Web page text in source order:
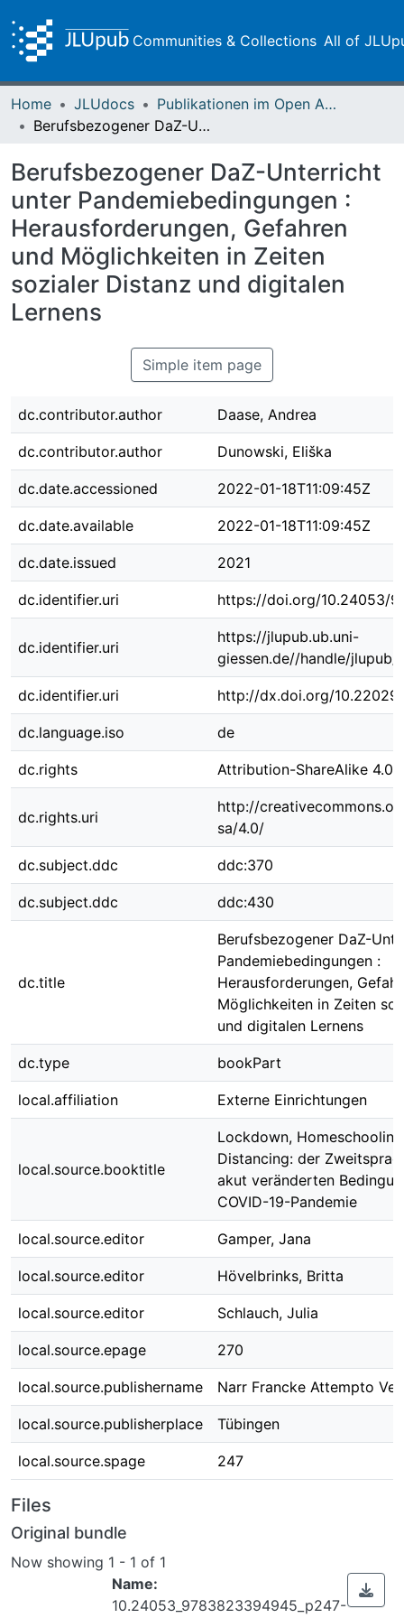
Communities & Collections All of
Home JLUdocs
Publikationen im Open Access gefördert durch die UB
Berufsbezogener DaZ-Unterricht unter Pandemiebedingungen : Herausforderungen, Gefahren und Möglichkeiten in Zeiten sozialer Distanz und digitalen Lernens
Berufsbezogener DaZ-Unterricht
unter Pandemiebedingungen :
Herausforderungen, Gefahren
und Möglichkeiten in Zeiten
sozialer Distanz und digitalen
Lernens
Simple item page
dc.contributor.author Daase, Andrea
dc.contributor.author Dunowski, Eliška
dc.date.accessioned 2022-01-18T11:09:45Z
dc.date.available 2022-01-18T11:09:45Z
dc.date.issued 2021
dc.identifier.uri https://doi.org/10.24053/
dc.identifier.uri
https://jlupub.ub.uni-
giessen.de//handle/jlupub/
dc.identifier.uri http://dx.doi.org/
dc.language.iso de
dc.rights Attribution-ShareAlike 4.0
dc.rights.uri
http://
sa/4.0/
dc.subject.ddc ddc:370
dc.subject.ddc ddc:430
dc.title
Berufsbezogener DaZ-
Pandemiebedingungen :
Herausforderungen,
Möglichkeiten in Zeiten
und digitalen Lernens
dc.type bookPart
local.affiliation Externe Einrichtungen
local.source.booktitle
Lockdown,
Distancing: der
akut veränderten
COVID-19-Pandemie
local.source.editor Gamper, Jana
local.source.editor Hövelbrinks, Britta
local.source.editor Schlauch, Julia
local.source.epage 270
local.source.publishername Narr Francke Attempto
local.source.publisherplace Tübingen
local.source.spage 247
Files
Original bundle
Now showing 1 - 1 of 1
Name:
10.24053_9783823394945_p247-